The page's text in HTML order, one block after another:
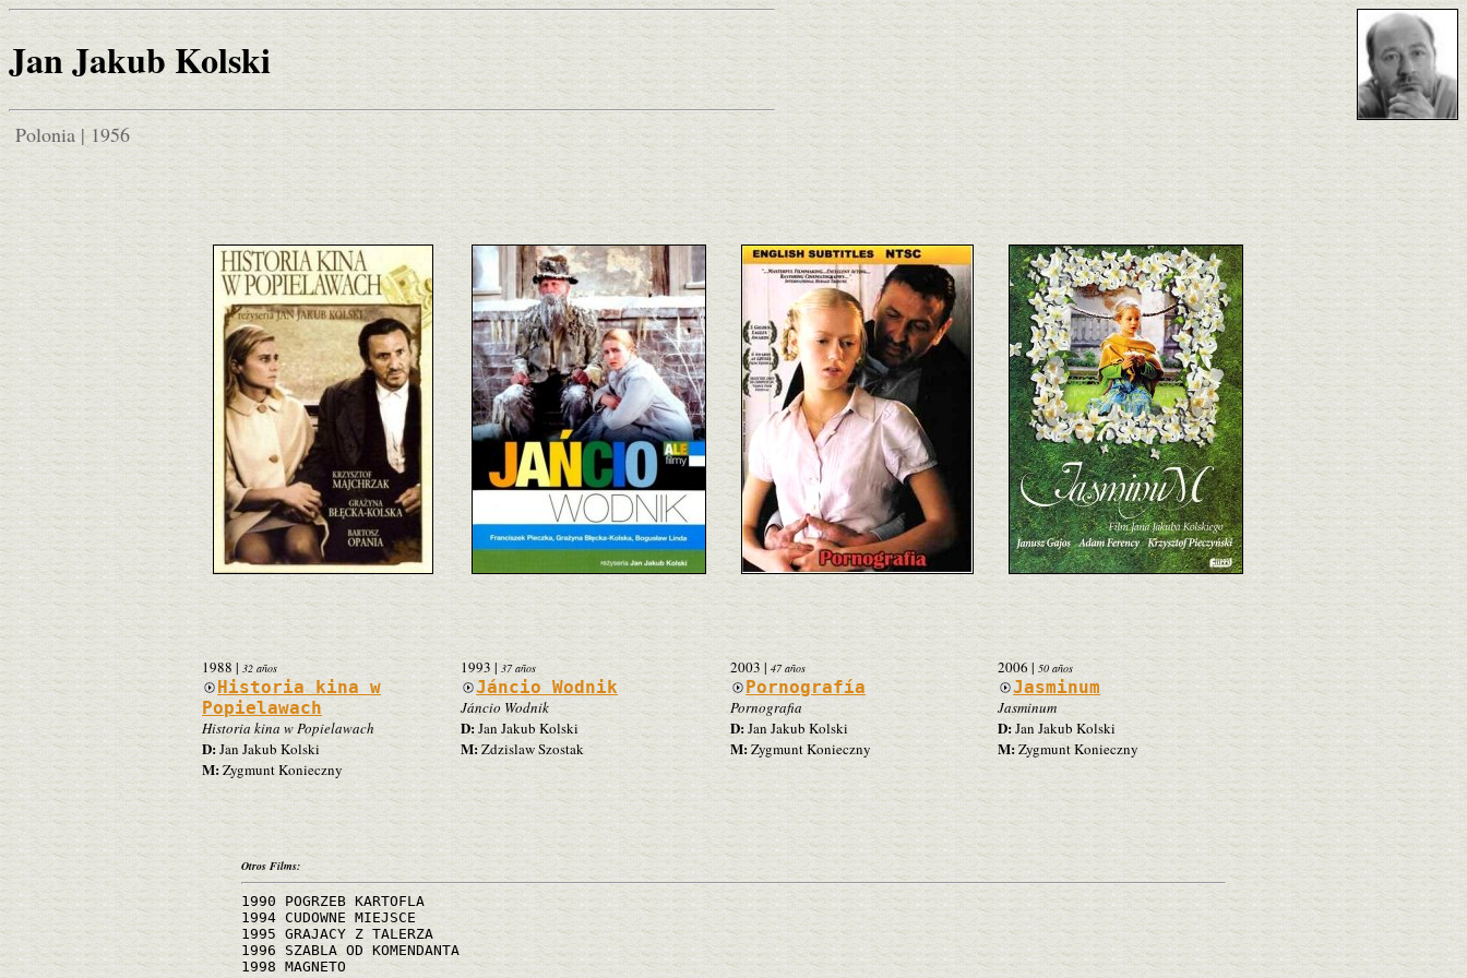
Jan Jakub Kolski
Polonia | 1956
1988 | 32 años
Historia kina w
Popielawach
Historia kina w Popielawach
D:Jan Jakub Kolski
M:Zygmunt Konieczny
1993 |37 años
Jáncio Wodnik
Jáncio Wodnik
D:Jan Jakub Kolski
M:Zdzislaw Szostak
2003| 47 años
Pornografía
Pornografia
D:Jan Jakub Kolski
M:Zygmunt Konieczny
2006 |50 años
Jasminum
Jasminum
D:Jan Jakub Kolski
M:Zygmunt Konieczny
Otros Films:
1990 POGRZEB KARTOFLA
1994 CUDOWNE MIEJSCE
1995 GRAJACY Z TALERZA
1996 SZABLA OD KOMENDANTA
1998 MAGNETO